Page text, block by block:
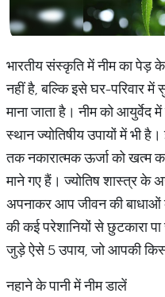
भारतीय संस्कृति में नीम का पेड़
नहीं है, बल्कि इसे घर-परिवार में
माना जाता है। नीम को आयुर्वेद
स्थान ज्योतिषीय उपायों में भी
तक नकारात्मक ऊर्जा को खत्म
माने गए हैं। ज्योतिष शास्त्र के
अपनाकर आप जीवन की
की कई परेशानियों से छुटकारा
जुड़े ऐसे 5 उपाय, जो आपकी
नहाने के पानी में नीम डालें